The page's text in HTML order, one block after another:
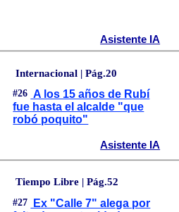
Asistente IA
Internacional | Pág.20
#26 A los 15 años de Rubí
fue hasta el alcalde "que
robó poquito"
Asistente IA
Tiempo Libre | Pág.52
#27
Ex "Calle 7" alega por